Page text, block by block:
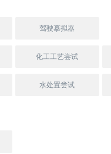
驾驶摹拟器
化工工艺尝试
水处置尝试